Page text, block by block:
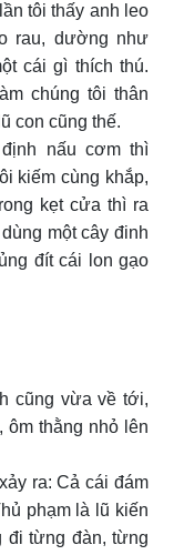
tôi thấy anh leo
rau, dường như
cái gì thích thú.
chúng tôi thân
con cũng thế.
nấu cơm thì
kiếm cùng khắp,
kẹt cửa thì ra
một cây đinh
đít cái lon gạo
cũng vừa về tới,
ôm thằng nhỏ lên
ra: Cả cái đám
phạm là lũ kiến
đi từng đàn, từng